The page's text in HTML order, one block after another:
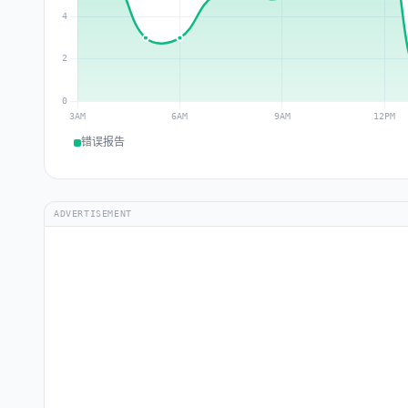
错误报告
ADVERTISEMENT